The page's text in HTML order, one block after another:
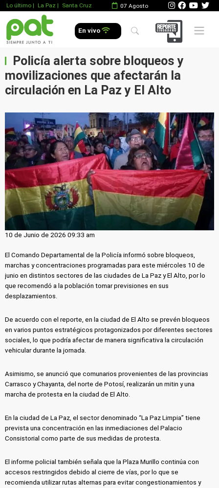
Lo último | La Paz | Santa Cruz 07 Agosto
En vivo Mobile
Policía alerta sobre bloqueos y
movilizaciones que afectarán la
circulación en La Paz y El Alto
10 de Junio de 2026 09:33 am
El Comando Departamental de la Policía informó sobre bloqueos,
marchas y concentraciones programadas para este miércoles 10 de
junio en distintos sectores de las ciudades de La Paz y El Alto, por lo
que recomendó a la población tomar previsiones en sus
desplazamientos.
De acuerdo con el reporte, en la ciudad de El Alto se prevén bloqueos
en varios puntos estratégicos protagonizados por diferentes sectores
sociales, lo que podría afectar de manera significativa la circulación
vehicular durante la jornada.
Asimismo, se anunció que comunarios provenientes de las provincias
Carrasco y Chayanta, del norte de Potosí, realizarán un mitin y una
marcha de protesta en la ciudad de El Alto.
En la ciudad de La Paz, el sector denominado “La Paz Limpia” tiene
prevista una concentración en las inmediaciones del Palacio
Consistorial como parte de sus medidas de protesta.
El informe policial también señala que la Plaza Murillo continúa con
accesos restringidos debido al cierre de vías, por lo que se
recomienda utilizar rutas alternas para evitar congestionamientos y